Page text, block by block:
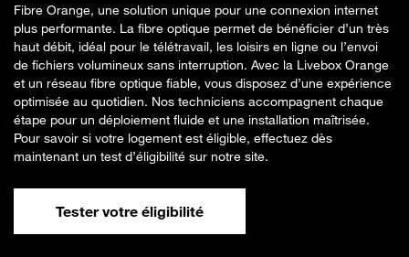
Fibre Orange, une solution unique pour une connexion internet
plus performante. La fibre optique permet de bénéficier d’un très
haut débit, idéal pour le télétravail, les loisirs en ligne ou l’envoi
de fichiers volumineux sans interruption. Avec la Livebox Orange
et un réseau fibre optique fiable, vous disposez d’une expérience
optimisée au quotidien. Nos techniciens accompagnent chaque
étape pour un déploiement fluide et une installation maîtrisée.
Pour savoir si votre logement est éligible, effectuez dès
maintenant un test d’éligibilité sur notre site.
Tester votre éligibilité